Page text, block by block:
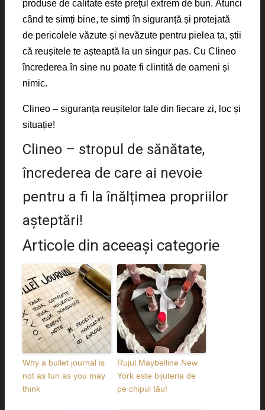
produse de calitate este prețul extrem de bun. Atunci
când te simți bine, te simți în siguranță și protejată
de pericolele văzute și nevăzute pentru pielea ta, știi
că reușitele te așteaptă la un singur pas. Cu Clineo
încrederea în sine nu poate fi clintită de oameni și
nimic.
Clineo – siguranța reușitelor tale din fiecare zi, loc și
situație!
Clineo – stropul de sănătate,
încrederea de care ai nevoie
pentru a fi la înălțimea propriilor
așteptări!
Articole din aceeaşi categorie
Why a bullet journal is
not as fun as you may
think
Rujul Maybelline New
York este bijuteria de
pe chipul tău!